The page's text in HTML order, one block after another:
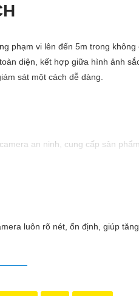
phạm vi lên đến 5m trong không
diện, kết hợp giữa hình ảnh
sát một cách dễ dàng.
an ninh, cung cấp sản
chống nước, chống va đập, phù
luôn rõ nét, ổn định, giúp